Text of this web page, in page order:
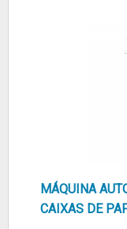
MÁQUINA
CAIXAS DE